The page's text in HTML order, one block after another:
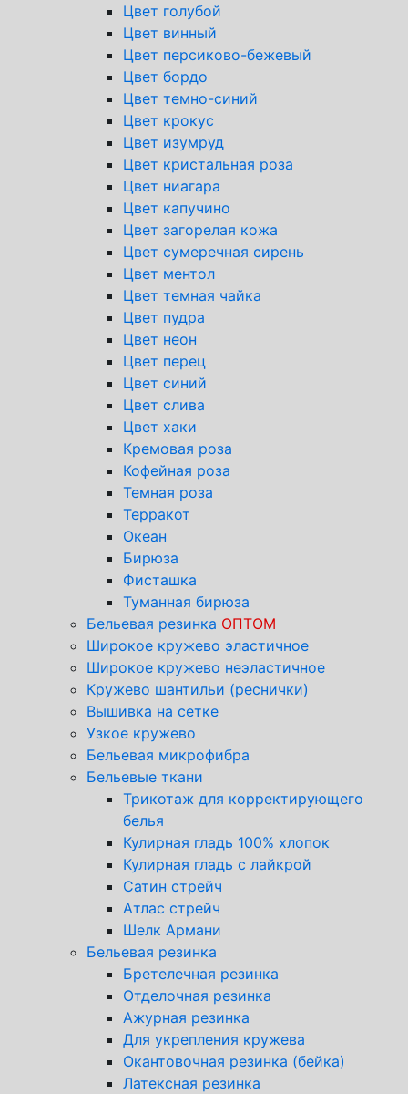
Цвет голубой
Цвет винный
Цвет персиково-бежевый
Цвет бордо
Цвет темно-синий
Цвет крокус
Цвет изумруд
Цвет кристальная роза
Цвет ниагара
Цвет капучино
Цвет загорелая кожа
Цвет сумеречная сирень
Цвет ментол
Цвет темная чайка
Цвет пудра
Цвет неон
Цвет перец
Цвет синий
Цвет слива
Цвет хаки
Кремовая роза
Кофейная роза
Темная роза
Терракот
Океан
Бирюза
Фисташка
Туманная бирюза
Бельевая резинка ОПТОМ
Широкое кружево эластичное
Широкое кружево неэластичное
Кружево шантильи (реснички)
Вышивка на сетке
Узкое кружево
Бельевая микрофибра
Бельевые ткани
Трикотаж для корректирующего
белья
Кулирная гладь 100% хлопок
Кулирная гладь с лайкрой
Сатин стрейч
Атлас стрейч
Шелк Армани
Бельевая резинка
Бретелечная резинка
Отделочная резинка
Ажурная резинка
Для укрепления кружева
Окантовочная резинка (бейка)
Латексная резинка